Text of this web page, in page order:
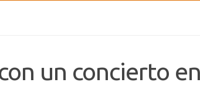
un concierto